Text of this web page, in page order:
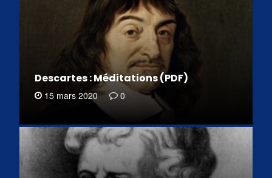
Descartes : Méditations (PDF)
15 mars 2020 0